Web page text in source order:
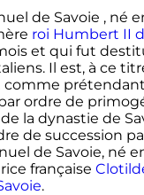
de Savoie , né
roi Humbert II
et qui fut
Il est, à ce
ordre de
la dynastie de
de succession
de Savoie, né
française
.